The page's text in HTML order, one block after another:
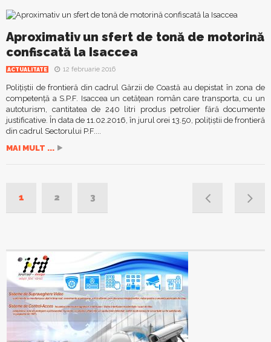
Aproximativ un sfert de tonă de motorină
confiscată la Isaccea
ACTUALITATE 12 februarie 2016
Poliţiştii de frontieră din cadrul Gărzii de Coastă au depistat în zona de
competenţă a S.P.F. Isaccea un cetăţean român care transporta, cu un
autoturism, cantitatea de 240 litri produs petrolier fără documente
justificative. În data de 11.02.2016, în jurul orei 13.50, poliţiştii de frontieră
din cadrul Sectorului P.F....
MAI MULT ...
1 2 3